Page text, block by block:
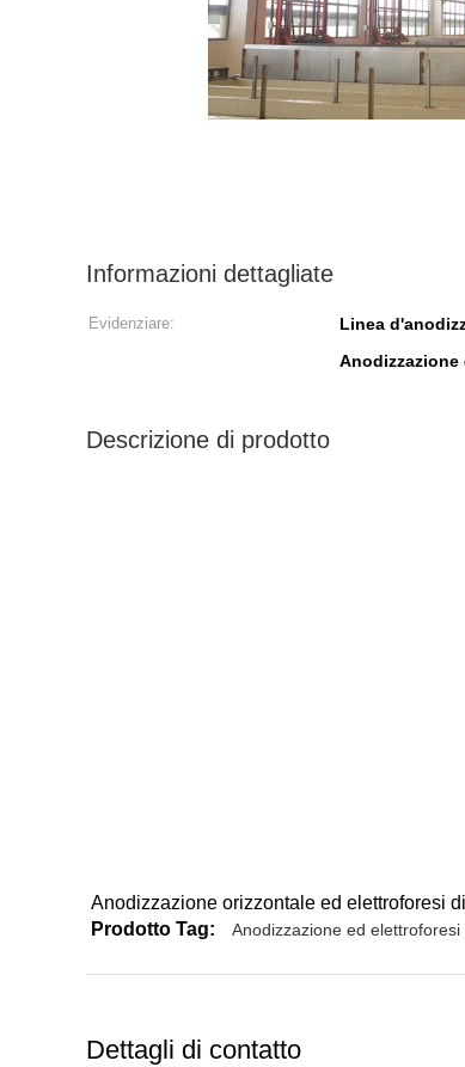
Informazioni dettagliate
Evidenziare: Linea
Descrizione di prodotto
Anodizzazione orizzontale ed elettroforesi
Prodotto Tag:
Anodizzazione ed elettroforesi
Dettagli di contatto